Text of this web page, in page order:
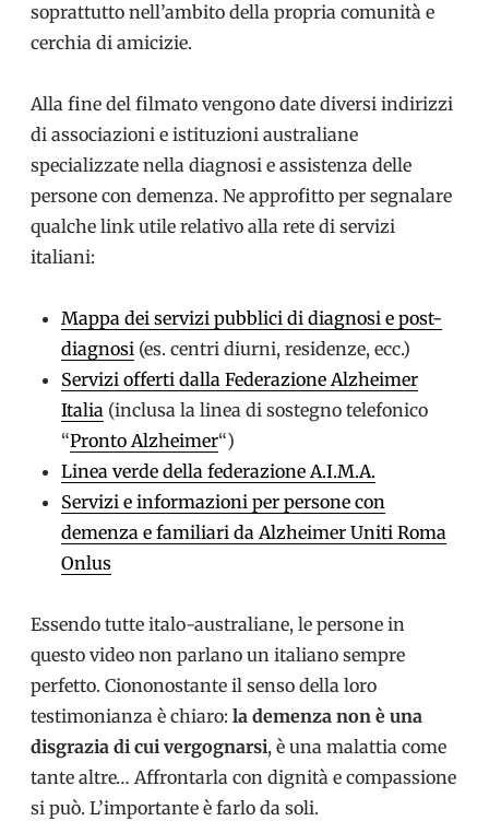
soprattutto nell’ambito della propria comunità e
cerchia di amicizie.
Alla fine del filmato vengono date diversi indirizzi
di associazioni e istituzioni australiane
specializzate nella diagnosi e assistenza delle
persone con demenza. Ne approfitto per segnalare
qualche link utile relativo alla rete di servizi
italiani:
Mappa dei servizi pubblici di diagnosi e post-
diagnosi (es. centri diurni, residenze, ecc.)
Servizi offerti dalla Federazione Alzheimer
Italia (inclusa la linea di sostegno telefonico
“Pronto Alzheimer“)
Linea verde della federazione A.I.M.A.
Servizi e informazioni per persone con
demenza e familiari da Alzheimer Uniti Roma
Onlus
Essendo tutte italo-australiane, le persone in
questo video non parlano un italiano sempre
perfetto. Ciononostante il senso della loro
testimonianza è chiaro: la demenza non è una
disgrazia di cui vergognarsi, è una malattia come
tante altre… Affrontarla con dignità e compassione
si può. L’importante è farlo da soli.